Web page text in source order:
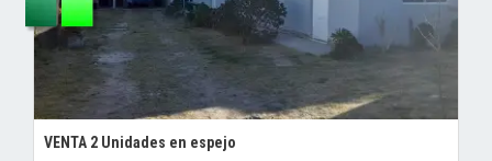
VENTA 2 Unidades en espejo